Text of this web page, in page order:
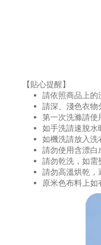
【貼心提醒】
請依照商品上的
請深、淺色衣物
第一次洗滌請使
如手洗請速脫水
如機洗請放入洗
請勿使用含漂白
請勿乾洗，如需
請勿高溫烘乾，
原米色布料上